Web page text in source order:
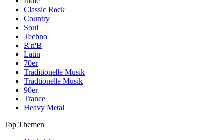
Classic Rock
Country
Soul
Techno
R'n'B
Latin
70er
Traditionelle Musik
Tradtionelle Musik
90er
Trance
Heavy Metal
Top Themen